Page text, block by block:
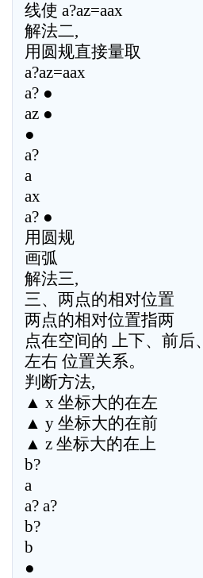
线使 a?az=aax
解法二,
用圆规直接量取
a?az=aax
a? ●
az ●
●
a?
a
ax
a? ●
用圆规
画弧
解法三,
三、两点的相对位置
两点的相对位置指两
点在空间的 上下、前后、
左右 位置关系。
判断方法,
▲ x 坐标大的在左
▲ y 坐标大的在前
▲ z 坐标大的在上
b?
a
a? a?
b?
b
●